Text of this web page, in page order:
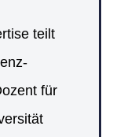
teilt
für